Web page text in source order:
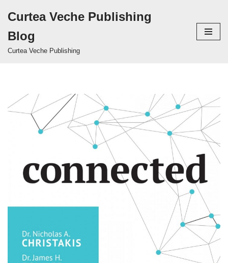
la
conținut
Curtea Veche Publishing
Blog
Curtea Veche Publishing